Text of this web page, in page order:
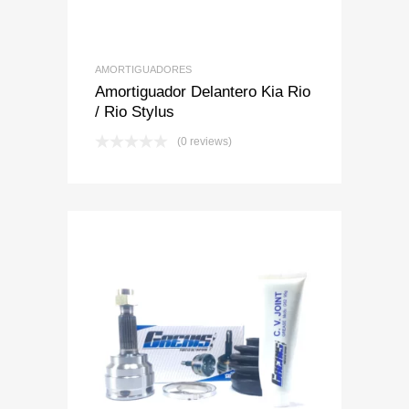
AMORTIGUADORES
Amortiguador Delantero Kia Rio
/ Rio Stylus
(0 reviews)
Add to Wishlist
Add to Compare